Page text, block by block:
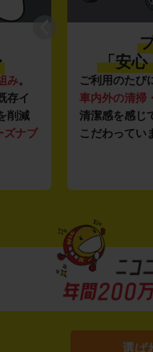
み。
存イ
削減
ズナブ
「安心
ご利用のたび
車内外の清掃
清潔感を感じ
こだわってい
選ば